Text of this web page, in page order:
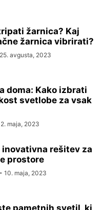
žarnica? Kaj
žarnica vibrirati?
25. avgusta, 2023
doma: Kako izbrati
svetlobe za vsak
maja, 2023
inovativna rešitev za
prostore
- 10. maja, 2023
pametnih svetil, ki